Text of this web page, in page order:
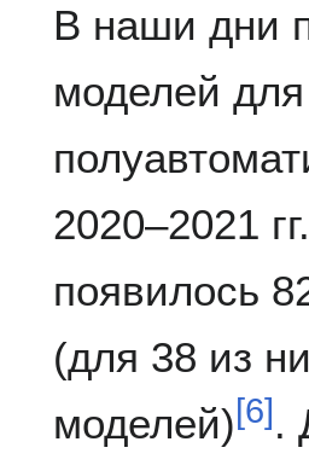
В наши дни
моделей
2020–2021
появилось
(для 38 из
моделей)[6] .